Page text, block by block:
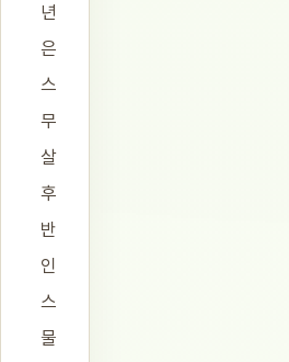
년
은
스
무
살
후
반
인
스
물